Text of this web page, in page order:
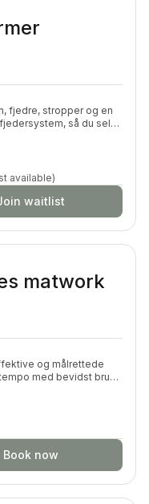
fjedre, stropper og en
så du selv
dynamisk og effektiv
din styrke,
available)
waitlist
matwork
og målrettede
med bevidst brug
for smidigheds- og
forskellige
effekt.
Book now